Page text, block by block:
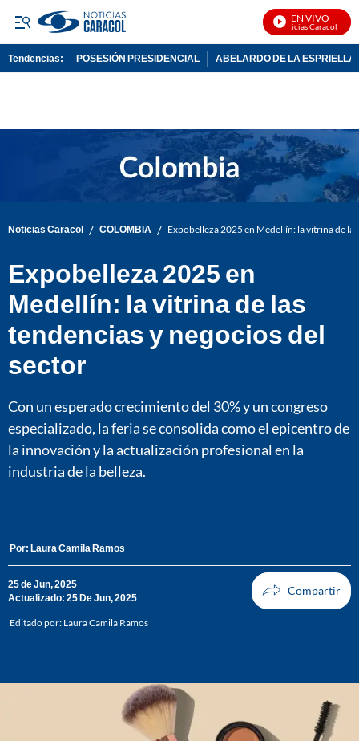
EN VIVO
Noticias Caracol En
Tendencias: POSESIÓN PRESIDENCIAL ABELARDO DE LA ESPRIELLA
Noticias Caracol / COLOMBIA / Expobelleza 2025 en Medellín: la vitrina de
Expobelleza 2025 en
Medellín: la vitrina de las
tendencias y negocios del
sector
Con un esperado crecimiento del 30% y un congreso
especializado, la feria se consolida como el epicentro de
la innovación y la actualización profesional en la
industria de la belleza.
Por: Laura Camila Ramos
25 de Jun, 2025
Actualizado: 25 De Jun, 2025
Editado por: Laura Camila Ramos